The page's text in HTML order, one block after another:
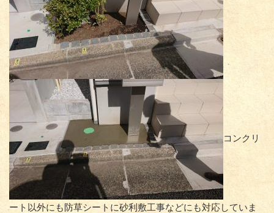
コンクリ
ート以外にも防草シートに砂利敷工事などにも対応していま